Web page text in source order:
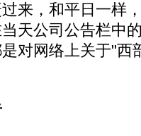
，和平日一样
天公司公告栏中
对网络上关于"西